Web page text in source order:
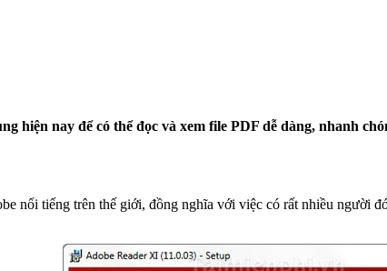
hiện nay để có thể đọc và xem file PDF dễ dàng, nhanh
nổi tiếng trên thế giới, đồng nghĩa với việc có rất nhiều người